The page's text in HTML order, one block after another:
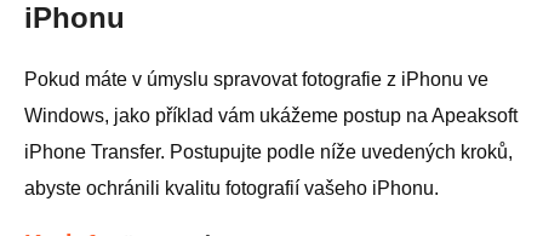
iPhonu
Pokud máte v úmyslu spravovat fotografie z iPhonu ve
Windows, jako příklad vám ukážeme postup na Apeaksoft
iPhone Transfer. Postupujte podle níže uvedených kroků,
abyste ochránili kvalitu fotografií vašeho iPhonu.